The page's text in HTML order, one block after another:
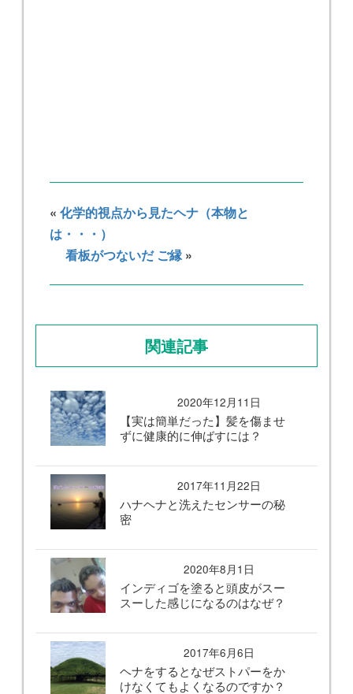
« 化学的視点から見たヘナ（本物と
は・・・）
看板がつないだ ご縁»
関連記事
2020年12月11日
【実は簡単だった】髪を傷ませ
ずに健康的に伸ばすには？
2017年11月22日
ハナヘナと洗えたセンサーの秘
密
2020年8月1日
インディゴを塗ると頭皮がスー
スーした感じになるのはなぜ？
2017年6月6日
ヘナをするとなぜストパーをか
けなくてもよくなるのですか？